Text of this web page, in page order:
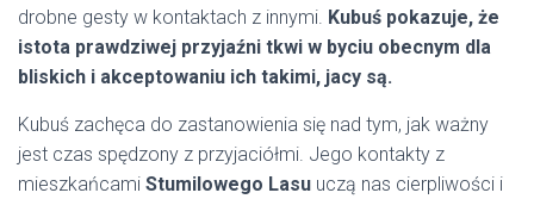
drobne gesty w kontaktach z innymi. Kubuś pokazuje, że
istota prawdziwej przyjaźni tkwi w byciu obecnym dla
bliskich i akceptowaniu ich takimi, jacy są.
Kubuś zachęca do zastanowienia się nad tym, jak ważny
jest czas spędzony z przyjaciółmi. Jego kontakty z
mieszkańcami Stumilowego Lasu uczą nas cierpliwości i